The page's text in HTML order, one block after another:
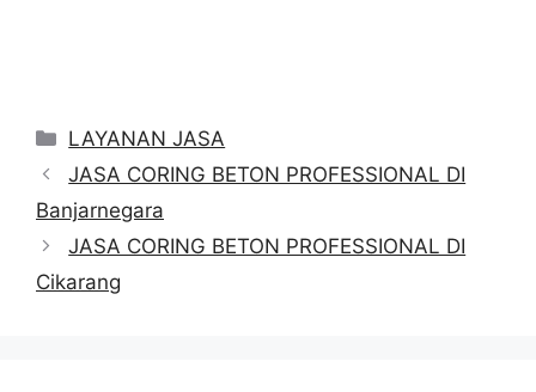
Categories
LAYANAN JASA
JASA CORING BETON PROFESSIONAL DI
Banjarnegara
JASA CORING BETON PROFESSIONAL DI
Cikarang